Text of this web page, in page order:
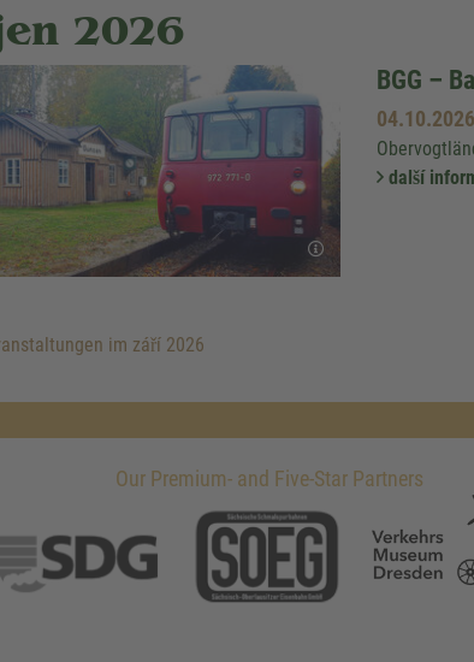
2026
BGG –
04.10.2026
další
im září 2026
Our Premium- and Five-Star Partners